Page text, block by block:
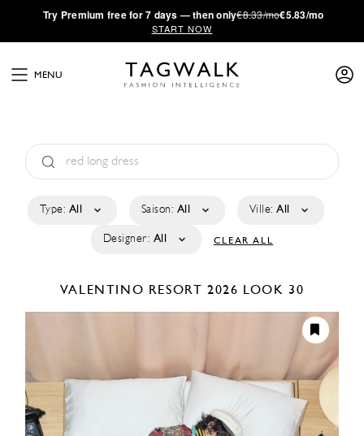
·Try Premium free for 7 days — then only€8.33/mo€5.83/mo
START NOW
MENU
Type: All Saison: All Ville: All
Designer: All CLEAR ALL
VALENTINO RESORT 2026 LOOK 30